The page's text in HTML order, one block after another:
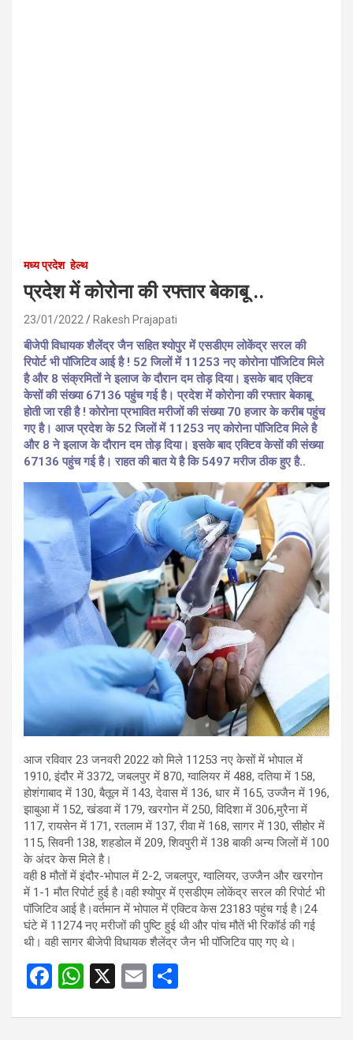
मध्य प्रदेश हेल्थ
प्रदेश में कोरोना की रफ्तार बेकाबू ..
23/01/2022 Rakesh Prajapati
बीजेपी विधायक शैलेंद्र जैन सहित श्योपुर में एसडीएम लोकेंद्र सरल की
रिपोर्ट भी पॉजिटिव आई है ! 52 जिलों में 11253 नए कोरोना पॉजिटिव मिले
है और 8 संक्रमितों ने इलाज के दौरान दम तोड़ दिया। इसके बाद एक्टिव
केसों की संख्या 67136 पहुंच गई है। प्रदेश में कोरोना की रफ्तार बेकाबू
होती जा रही है ! कोरोना प्रभावित मरीजों की संख्या 70 हजार के करीब पहुंच
गए है। आज प्रदेश के 52 जिलों में 11253 नए कोरोना पॉजिटिव मिले है
और 8 ने इलाज के दौरान दम तोड़ दिया। इसके बाद एक्टिव केसों की संख्या
67136 पहुंच गई है। राहत की बात ये है कि 5497 मरीज ठीक हुए है..
आज रविवार 23 जनवरी 2022 को मिले 11253 नए केसों में भोपाल में
1910, इंदौर में 3372, जबलपुर में 870, ग्वालियर में 488, दतिया में 158,
होशंगाबाद में 130, बैतूल में 143, देवास में 136, धार में 165, उज्जैन में 196,
झाबुआ में 152, खंडवा में 179, खरगोन में 250, विदिशा में 306,मुरैना में
117, रायसेन में 171, रतलाम में 137, रीवा में 168, सागर में 130, सीहोर में
115, सिवनी 138, शहडोल में 209, शिवपुरी में 138 बाकी अन्य जिलों में 100
के अंदर केस मिले है।
वही 8 मौतों में इंदौर-भोपाल में 2-2, जबलपुर, ग्वालियर, उज्जैन और खरगोन
में 1-1 मौत रिपोर्ट हुई है।वही श्योपुर में एसडीएम लोकेंद्र सरल की रिपोर्ट भी
पॉजिटिव आई है।वर्तमान में भोपाल में एक्टिव केस 23183 पहुंच गई है।24
घंटे में 11274 नए मरीजों की पुष्टि हुई थी और पांच मौतें भी रिकॉर्ड की गई
थी। वही सागर बीजेपी विधायक शैलेंद्र जैन भी पॉजिटिव पाए गए थे।
F
ce
W
at
X
E
ail ar